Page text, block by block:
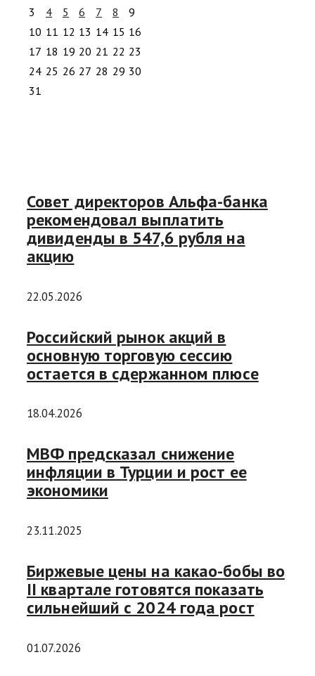
3 4 5 6 7 8
9
10 11 12 13 14 15 16
17 18 19 20 21 22 23
24 25 26 27 28 29 30
31
Совет директоров Альфа-банка
рекомендовал выплатить
дивиденды в 547,6 рубля на
акцию
22.05.2026
Российский рынок акций в
основную торговую сессию
остается в сдержанном плюсе
18.04.2026
МВФ предсказал снижение
инфляции в Турции и рост ее
экономики
23.11.2025
Биржевые цены на какао-бобы во
II квартале готовятся показать
сильнейший с 2024 года рост
01.07.2026